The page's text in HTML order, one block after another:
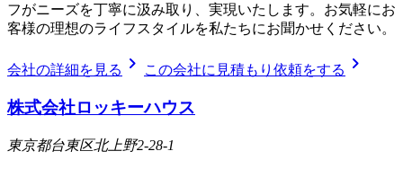
フがニーズを丁寧に汲み取り、実現いたします。お気軽にお
客様の理想のライフスタイルを私たちにお聞かせください。
会社の詳細を見る chevron_right この会社に見積もり依頼をする chevron_right
株式会社ロッキーハウス
東京都台東区北上野2-28-1